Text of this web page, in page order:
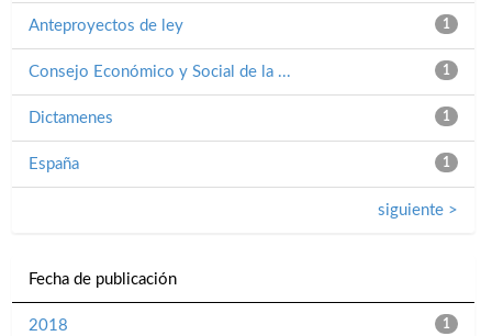
1
Anteproyectos de ley
1
Consejo Económico y Social de la ...
1
Dictamenes
1
España
siguiente >
Fecha de publicación
1
2018